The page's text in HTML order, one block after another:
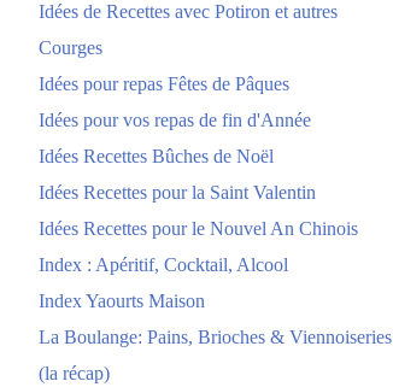
Idées de Recettes avec Potiron et autres
Courges
Idées pour repas Fêtes de Pâques
Idées pour vos repas de fin d'Année
Idées Recettes Bûches de Noël
Idées Recettes pour la Saint Valentin
Idées Recettes pour le Nouvel An Chinois
Index : Apéritif, Cocktail, Alcool
Index Yaourts Maison
La Boulange: Pains, Brioches & Viennoiseries
(la récap)